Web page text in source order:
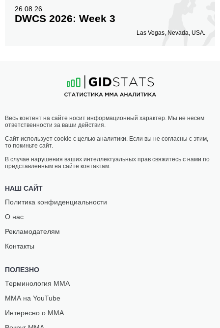
26.08.26
DWCS 2026: Week 3
Las Vegas, Nevada, USA.
Весь контент на сайте носит информационный характер. Мы не несем
ответственности за ваши действия.
Сайт использует cookie с целью аналитики. Если вы не согласны с этим,
то покиньте сайт.
В случае нарушения ваших интеллектуальных прав свяжитесь с нами по
представленным на сайте контактам.
НАШ САЙТ
Политика конфиденциальности
О нас
Рекламодателям
Контакты
ПОЛЕЗНО
Терминология ММА
ММА на YouTube
Интересно о ММА